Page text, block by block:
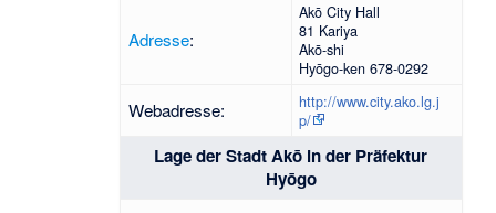
Adresse:
Akō City Hall
81 Kariya
Akō-shi
Hyōgo-ken 678-0292
Webadresse:
http://www.city.ako.lg.j
p/
Lage der Stadt Akō in der Präfektur
Hyōgo